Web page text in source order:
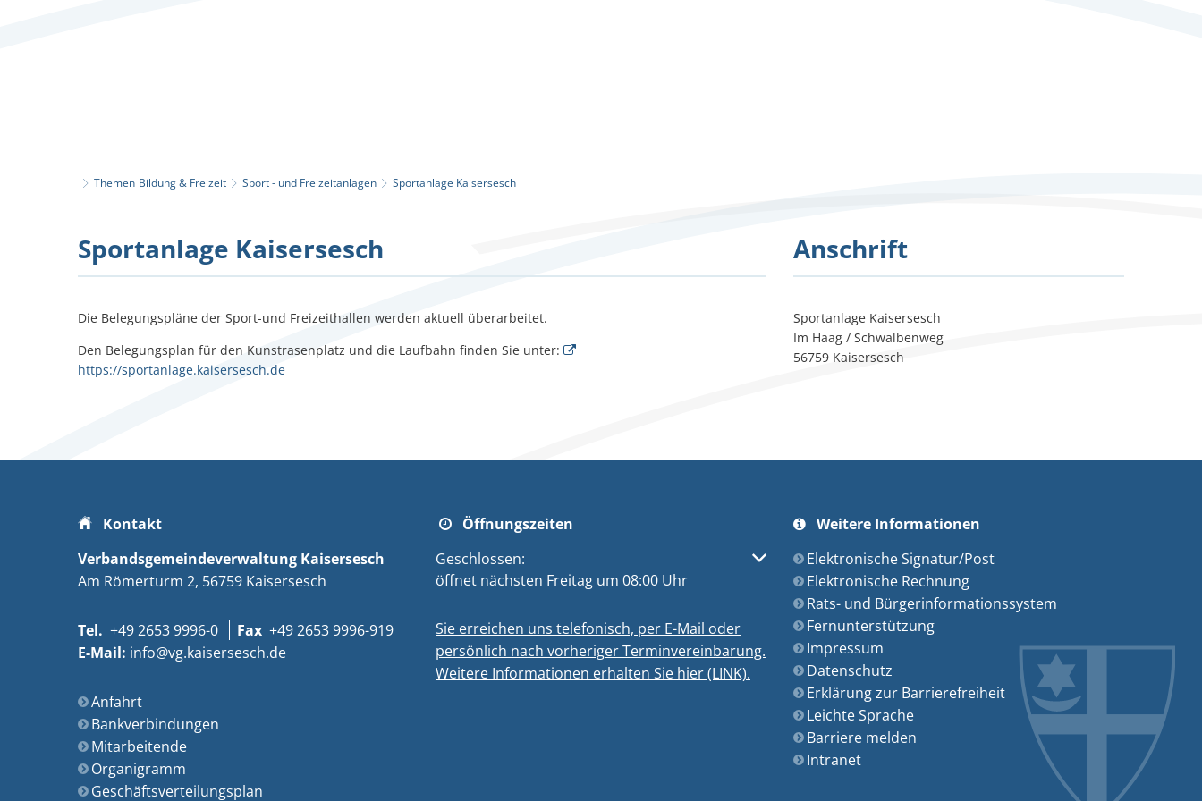
Themen Bildung & Freizeit Sport - und Freizeitanlagen Sportanlage Kaisersesch
Sportanlage
Kaisersesch
Sportanlage Kaisersesch
Die Belegungspläne der Sport-und Freizeithallen werden aktuell überarbeitet.
Den Belegungsplan für den Kunstrasenplatz und die Laufbahn finden Sie unter:
https://sportanlage.kaisersesch.de
Anschrift
Sportanlage Kaisersesch
Im Haag / Schwalbenweg
56759 Kaisersesch
Kontakt
Verbandsgemeindeverwaltung Kaisersesch
Am Römerturm 2 56759 Kaisersesch
+49 2653 9996-0
+49 2653 9996-919
info@vg.kaisersesch.de
Anfahrt
Bankverbindungen
Mitarbeitende
Organigramm
Geschäftsverteilungsplan
Öffnungszeiten
Klicken, um weitere Öffnungs- oder Schließzeiten auszublenden
Geschlossen:
öffnet nächsten Freitag um 08:00 Uhr
Sie erreichen uns telefonisch, per E-Mail oder
persönlich nach vorheriger Terminvereinbarung.
Weitere Informationen erhalten Sie hier (LINK).
Weitere Informationen
Elektronische Signatur/Post
Elektronische Rechnung
Rats- und Bürgerinformationssystem
Fernunterstützung
Impressum
Datenschutz
Erklärung zur Barrierefreiheit
Leichte Sprache
Barriere melden
Intranet